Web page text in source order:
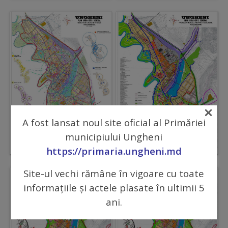
Regulamentul
de
funcționare
Integritate
și
calitate
Consiliul
Municipal
Secretar
A fost lansat noul site oficial al Primăriei
municipiului Ungheni
https://primaria.ungheni.md
Site-ul vechi rămâne în vigoare cu toate
informațiile și actele plasate în ultimii 5
ani.
×